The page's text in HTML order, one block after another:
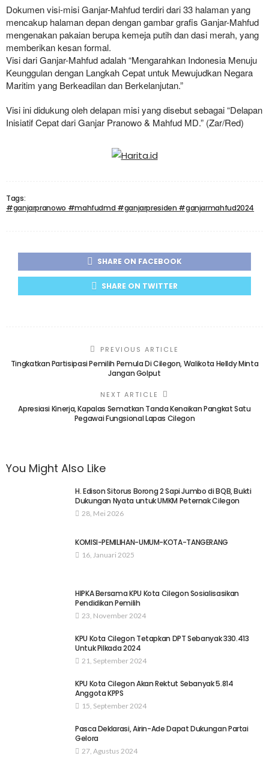
Dokumen visi-misi Ganjar-Mahfud terdiri dari 33 halaman yang
mencakup halaman depan dengan gambar grafis Ganjar-Mahfud
mengenakan pakaian berupa kemeja putih dan dasi merah, yang
memberikan kesan formal.
Visi dari Ganjar-Mahfud adalah “Mengarahkan Indonesia Menuju
Keunggulan dengan Langkah Cepat untuk Mewujudkan Negara
Maritim yang Berkeadilan dan Berkelanjutan.”
Visi ini didukung oleh delapan misi yang disebut sebagai “Delapan
Inisiatif Cepat dari Ganjar Pranowo & Mahfud MD.” (Zar/Red)
Tags:
#ganjarpranowo #mahfudmd #ganjarpresiden #ganjarmahfud2024
SHARE ON FACEBOOK
SHARE ON TWITTER
PREVIOUS ARTICLE
Tingkatkan Partisipasi Pemilih Pemula Di Cilegon, Walikota Helldy Minta
Jangan Golput
NEXT ARTICLE
Apresiasi Kinerja, Kapalas Sematkan Tanda Kenaikan Pangkat Satu
Pegawai Fungsional Lapas Cilegon
You Might Also Like
H. Edison Sitorus Borong 2 Sapi Jumbo di BQB, Bukti
Dukungan Nyata untuk UMKM Peternak Cilegon
28, Mei 2026
KOMISI-PEMILIHAN-UMUM-KOTA-TANGERANG
16, Januari 2025
HIPKA Bersama KPU Kota Cilegon Sosialisasikan
Pendidikan Pemilih
23, November 2024
KPU Kota Cilegon Tetapkan DPT Sebanyak 330.413
Untuk Pilkada 2024
21, September 2024
KPU Kota Cilegon Akan Rektut Sebanyak 5.814
Anggota KPPS
15, September 2024
Pasca Deklarasi, Airin-Ade Dapat Dukungan Partai
Gelora
27, Agustus 2024